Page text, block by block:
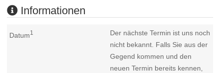
Informationen
Datum1
Der nächste Termin ist uns noch
nicht bekannt. Falls Sie aus der
Gegend kommen und den
neuen Termin bereits kennen,